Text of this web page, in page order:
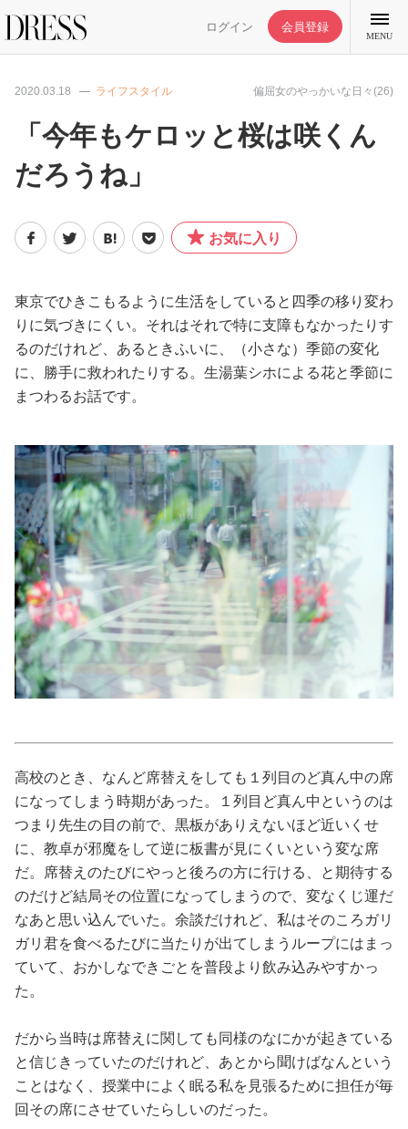
ログイン 会員登録
MENU
特集記事
DRESS部活
ファッション
恋愛/結婚/離婚
美容/健康
ワークスタイル
妊娠/出産/家族
ココロ/カラダ
グルメ
カルチャー/エンタメ
占い
性と愛
ゲーム
2020.03.18 ライフスタイル 偏屈女のやっかいな日々(26)
「今年もケロッと桜は咲くん
だろうね」
お気に入り
東京でひきこもるように生活をしていると四季の移り変わ
りに気づきにくい。それはそれで特に支障もなかったりす
るのだけれど、あるときふいに、（小さな）季節の変化
に、勝手に救われたりする。生湯葉シホによる花と季節に
まつわるお話です。
高校のとき、なんど席替えをしても１列目のど真ん中の席
になってしまう時期があった。１列目ど真ん中というのは
つまり先生の目の前で、黒板がありえないほど近いくせ
に、教卓が邪魔をして逆に板書が見にくいという変な席
だ。席替えのたびにやっと後ろの方に行ける、と期待する
のだけど結局その位置になってしまうので、変なくじ運だ
なあと思い込んでいた。余談だけれど、私はそのころガリ
ガリ君を食べるたびに当たりが出てしまうループにはまっ
ていて、おかしなできごとを普段より飲み込みやすかっ
た。
だから当時は席替えに関しても同様のなにかが起きている
と信じきっていたのだけれど、あとから聞けばなんという
ことはなく、授業中によく眠る私を見張るために担任が毎
回その席にさせていたらしいのだった。